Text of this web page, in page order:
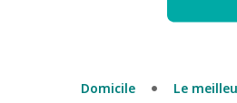
Domicile Le